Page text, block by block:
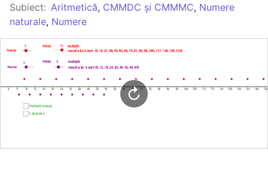
Subiect: Aritmetică, CMMDC și CMMMC, Numere
naturale, Numere